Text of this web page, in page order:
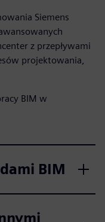
Siemens
z przepływami
projektowania,
BIM w
BIM